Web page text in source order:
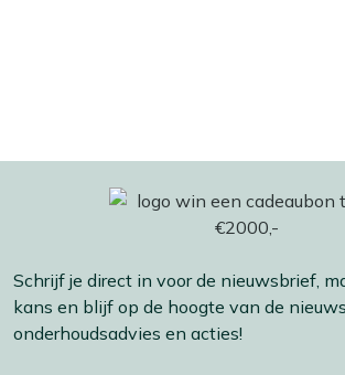
Schrijf je direct in voor de nieuwsbrief,
kans en blijf op de hoogte van de
onderhoudsadvies en acties!